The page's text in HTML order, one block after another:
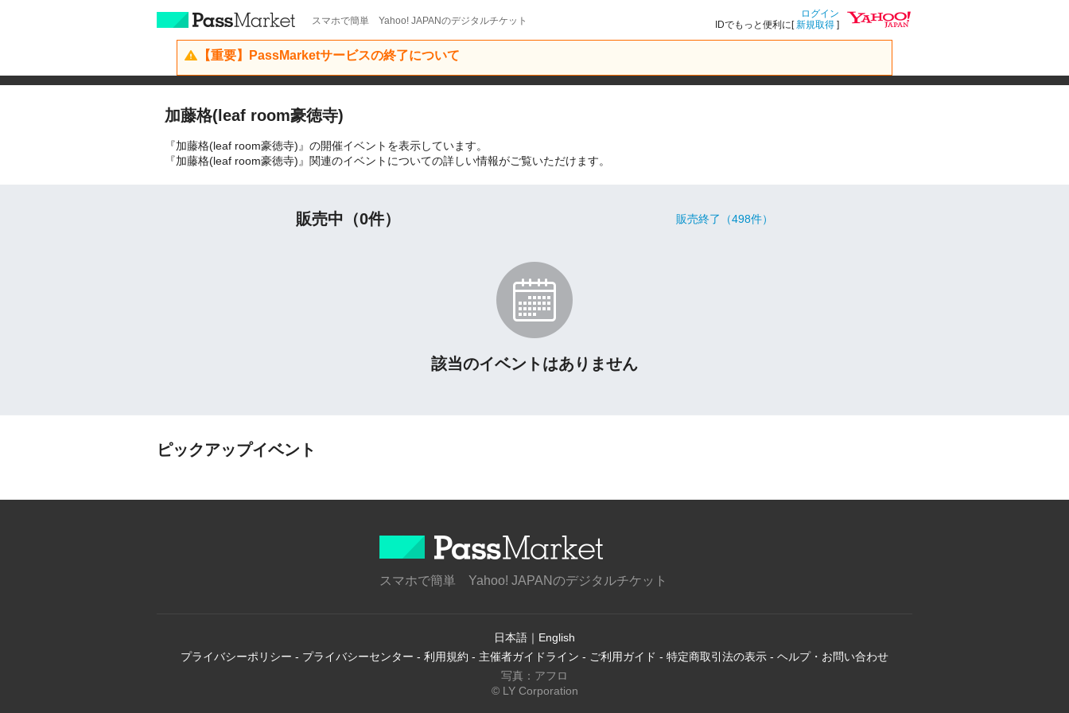
スマホで簡単 Yahoo! JAPANのデジタルチケット
ログイン
IDでもっと便利に[新規取得 ]
【重要】PassMarketサービスの終了について
加藤格(leaf room豪徳寺)
『加藤格(leaf room豪徳寺)』の開催イベントを表示しています。
『加藤格(leaf room豪徳寺)』関連のイベントについての詳しい情報がご覧いただけます。
販売中（0件） 販売終了（498件）
該当のイベントはありません
ピックアップイベント
スマホで簡単 Yahoo! JAPANのデジタルチケット
日本語 ｜ English
プライバシーポリシー - プライバシーセンター - 利用規約 - 主催者ガイドライン - ご利用ガイド - 特定商取引法の表示 - ヘルプ・お問い合わせ
写真：アフロ
© LY Corporation